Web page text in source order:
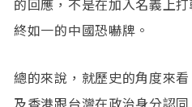
的回應，不是在加入名義上
終如一的中國恐嚇牌。
總的來說，就歷史的角度來
及香港跟台灣在政治身分認